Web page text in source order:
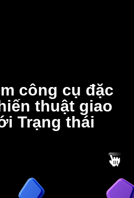
công cụ đặc
thuật giao
Trạng thái